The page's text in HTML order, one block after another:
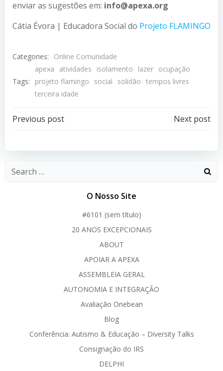
enviar as sugestões em: info@apexa.org
Cátia Évora | Educadora Social do Projeto FLAMINGO
Categories: Online Comunidade
Tags:
apexa atividades isolamento lazer ocupação
projeto flamingo
social solidão tempos livres
terceira idade
Post
navigation
Previous post
navigation
Next post
O Nosso Site
#6101 (sem título)
20 ANOS EXCEPCIONAIS
ABOUT
APOIAR A APEXA
ASSEMBLEIA GERAL
AUTONOMIA E INTEGRAÇÃO
Avaliação Onebean
Blog
Conferência: Autismo & Educação – Diversity Talks
Consignação do IRS
DELPHI